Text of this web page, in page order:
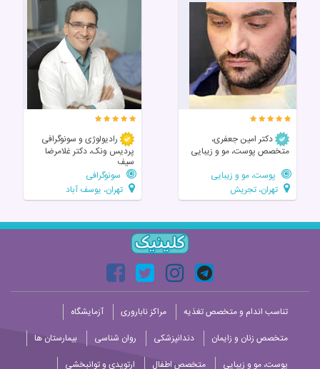
دکتر امین جعفری،
متخصص پوست، مو و زیبایی
پوست، مو و زیبایی
تهران، تجریش
رادیولوژی و سونوگرافی
پردیس ونک، دکتر غلامرضا
سیف
سونوگرافی
تهران، یوسف آباد
تناسب اندام و متخصص تغذیه مراکز ناباروری
آزمایشگاه
متخصص زنان و زایمان
دندانپزشکی روان شناسی
بیمارستان ها
پوست، مو و زیبایی
متخصص اطفال ارتوپدی و توانبخشی